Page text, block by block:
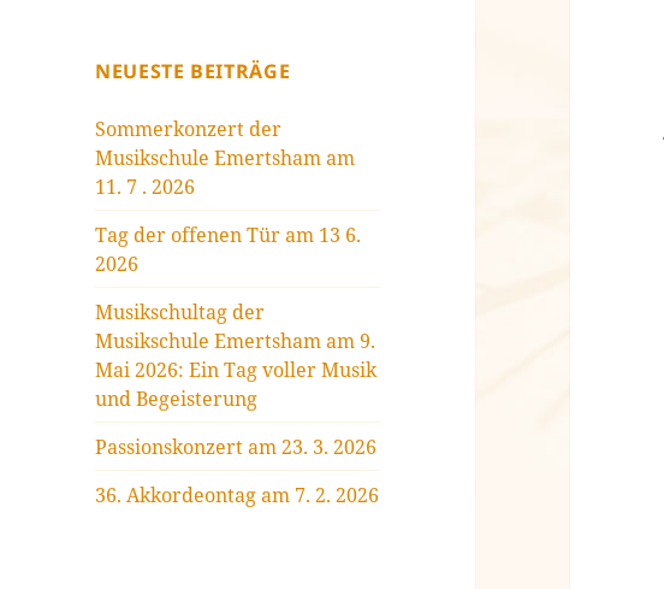
NEUESTE BEITRÄGE
Sommerkonzert der
Musikschule Emertsham am
11. 7 . 2026
Tag der offenen Tür am 13 6.
2026
Musikschultag der
Musikschule Emertsham am 9.
Mai 2026: Ein Tag voller Musik
und Begeisterung
Passionskonzert am 23. 3. 2026
36. Akkordeontag am 7. 2. 2026